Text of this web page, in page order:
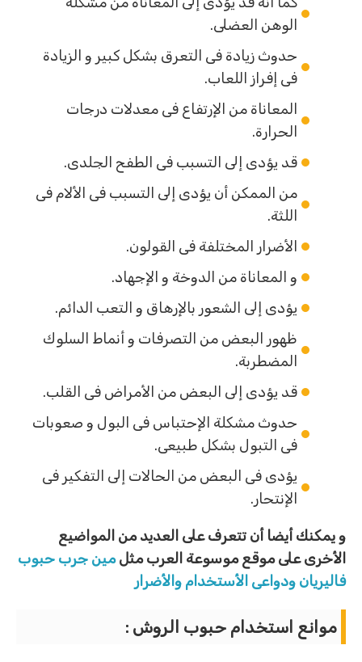
الوهن العضلى.
حدوث زيادة فى التعرق بشكل كبير و الزيادة
فى إفراز اللعاب.
المعاناة من الإرتفاع فى معدلات درجات
الحرارة.
قد يؤدى إلى التسبب فى الطفح الجلدى.
من الممكن أن يؤدى إلى التسبب فى الألام فى
اللثة.
الأضرار المختلفة فى القولون.
و المعاناة من الدوخة و الإجهاد.
يؤدى إلى الشعور بالإرهاق و التعب الدائم.
ظهور البعض من التصرفات و أنماط السلوك
المضطربة.
قد يؤدى إلى البعض من الأمراض فى القلب.
حدوث مشكلة الإحتباس فى البول و صعوبات
فى التبول بشكل طبيعى.
يؤدى فى البعض من الحالات إلى التفكير فى
الإنتحار.
و يمكنك أيضا أن تتعرف على العديد من المواضيع
الأخرى على موقع موسوعة العرب مثلمين جرب حبوب
فاليريان ودواعى الأستخدام والأضرار
موانع استخدام حبوب الروش :